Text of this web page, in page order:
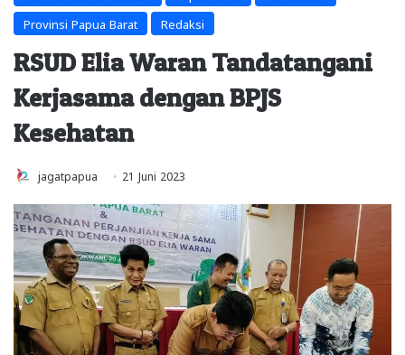
Provinsi Papua Barat Redaksi
RSUD Elia Waran Tandatangani
Kerjasama dengan BPJS
Kesehatan
jagatpapua 21 Juni 2023